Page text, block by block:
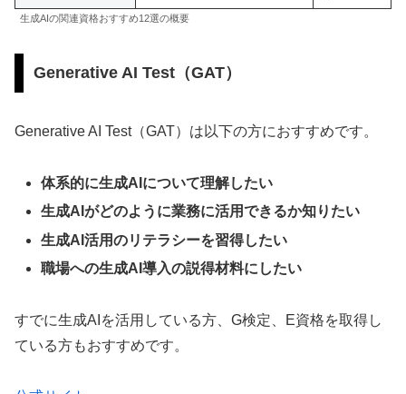
生成AIの関連資格おすすめ12選の概要
Generative AI Test（GAT）
Generative AI Test（GAT）は以下の方におすすめです。
体系的に生成AIについて理解したい
生成AIがどのように業務に活用できるか知りたい
生成AI活用のリテラシーを習得したい
職場への生成AI導入の説得材料にしたい
すでに生成AIを活用している方、G検定、E資格を取得し
ている方もおすすめです。